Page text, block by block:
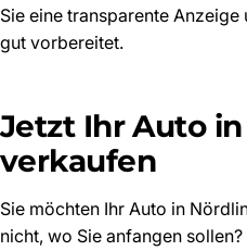
Sie eine transparente
gut vorbereitet.
Jetzt Ihr Auto
verkaufen
Sie möchten Ihr Auto in
nicht, wo Sie anfangen